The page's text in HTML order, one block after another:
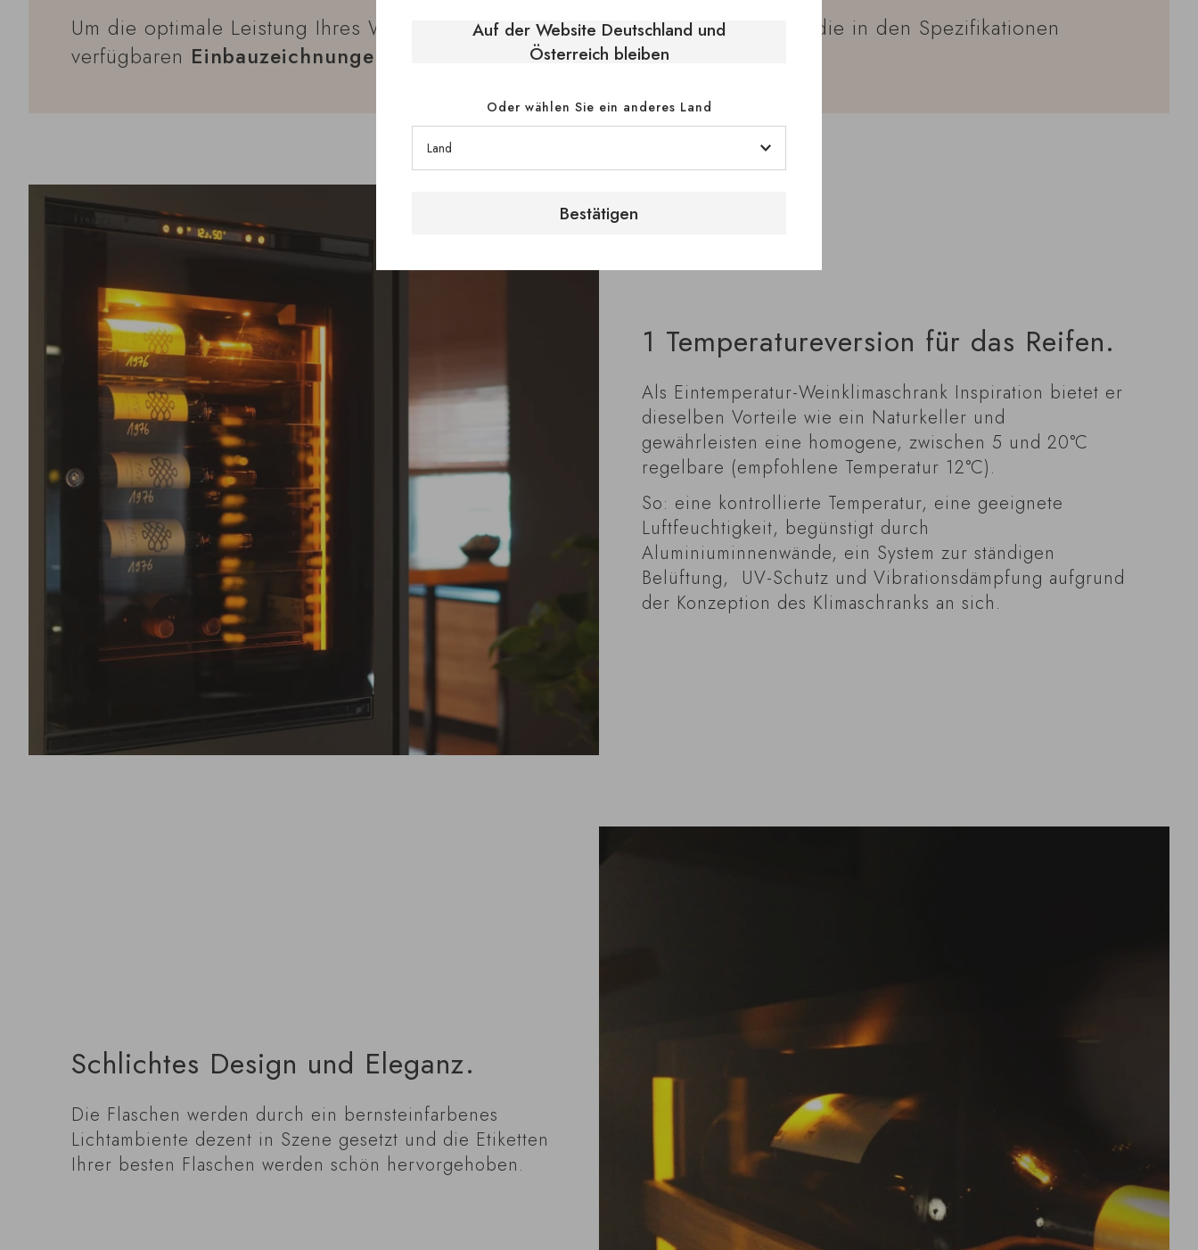
Um die optimale Leistung Ihres Weinschranks zu gewährleisten, laden Sie bitte die in den Spezifikationen
verfügbaren Einbauzeichnungen herunter
1 Temperatureversion für das Reifen.
Als Eintemperatur-Weinklimaschrank Inspiration bietet er
dieselben Vorteile wie ein Naturkeller und
gewährleisten eine homogene, zwischen 5 und 20°C
regelbare (empfohlene Temperatur 12°C).
So: eine kontrollierte Temperatur, eine geeignete
Luftfeuchtigkeit, begünstigt durch
Aluminiuminnenwände, ein System zur ständigen
Belüftung, UV-Schutz und Vibrationsdämpfung aufgrund
der Konzeption des Klimaschranks an sich.
Schlichtes Design und Eleganz.
Die Flaschen werden durch ein bernsteinfarbenes
Lichtambiente dezent in Szene gesetzt und die Etiketten
Ihrer besten Flaschen werden schön hervorgehoben.
Auf der Website Deutschland und
Österreich bleiben
Oder wählen Sie ein anderes Land
Bestätigen